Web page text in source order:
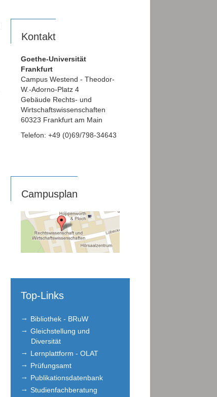
Kontakt
Goethe-Universität
Frankfurt
Campus Westend - Theodor-
W.-Adorno-Platz 4
Gebäude Rechts- und
Wirtschaftswissenschaften
60323 Frankfurt am Main
Telefon: +49 (0)69/798-34643
Campusplan
Top-Links
Bibliothek - BRuW
Gleichstellung und
Diversität
Lernplattform - OLAT
Prüfungsamt
Publikationsdatenbank
Studienfachberatung